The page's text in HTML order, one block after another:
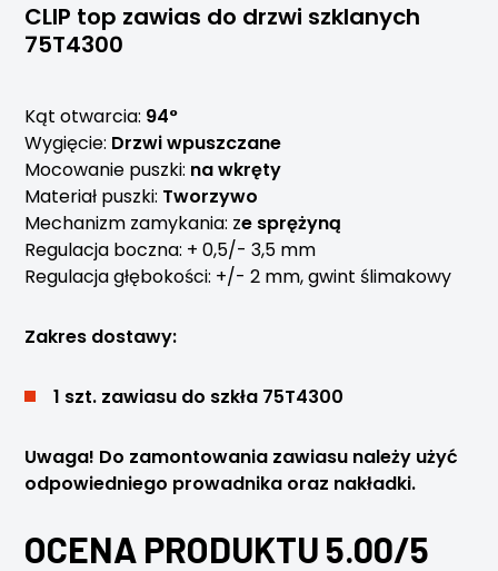
CLIP top zawias do drzwi szklanych
75T4300
Kąt otwarcia: 94°
Wygięcie: Drzwi wpuszczane
Mocowanie puszki: na wkręty
Materiał puszki: Tworzywo
Mechanizm zamykania: ze sprężyną
Regulacja boczna: + 0,5/- 3,5 mm
Regulacja głębokości: +/- 2 mm, gwint ślimakowy
Zakres dostawy:
1 szt. zawiasu do szkła 75T4300
Uwaga! Do zamontowania zawiasu należy użyć
odpowiedniego prowadnika oraz nakładki.
OCENA PRODUKTU 5.00/5